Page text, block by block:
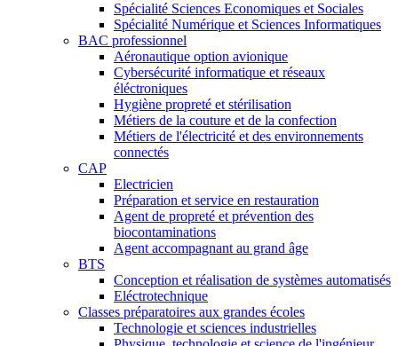
Spécialité Sciences Economiques et Sociales
Spécialité Numérique et Sciences Informatiques
BAC professionnel
Aéronautique option avionique
Cybersécurité informatique et réseaux
éléctroniques
Hygiène propreté et stérilisation
Métiers de la couture et de la confection
Métiers de l'électricité et des environnements
connectés
CAP
Electricien
Préparation et service en restauration
Agent de propreté et prévention des
biocontaminations
Agent accompagnant au grand âge
BTS
Conception et réalisation de systèmes automatisés
Eléctrotechnique
Classes préparatoires aux grandes écoles
Technologie et sciences industrielles